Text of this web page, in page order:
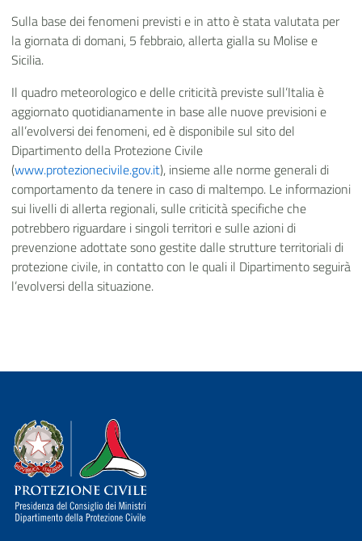
Sulla base dei fenomeni previsti e in atto è stata valutata per
la giornata di domani, 5 febbraio, allerta gialla su Molise e
Sicilia.
Il quadro meteorologico e delle criticità previste sull’Italia è
aggiornato quotidianamente in base alle nuove previsioni e
all’evolversi dei fenomeni, ed è disponibile sul sito del
Dipartimento della Protezione Civile
(www.protezionecivile.gov.it), insieme alle norme generali di
comportamento da tenere in caso di maltempo. Le informazioni
sui livelli di allerta regionali, sulle criticità specifiche che
potrebbero riguardare i singoli territori e sulle azioni di
prevenzione adottate sono gestite dalle strutture territoriali di
protezione civile, in contatto con le quali il Dipartimento seguirà
l’evolversi della situazione.
Dipartimento della Protezione Civile